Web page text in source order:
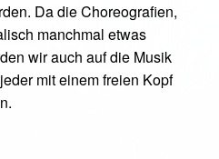
Da die Choreografien,
manchmal etwas
wir auch auf die Musik
mit einem freien Kopf